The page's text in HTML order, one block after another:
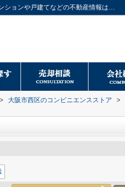
セブンイレブン 大阪川口2丁目店周辺の物件一覧｜大阪市のマンションや戸建てなどの不動産情報は日本トータルプロデュースへ
> 大阪市西区のコンビニエンスストア >